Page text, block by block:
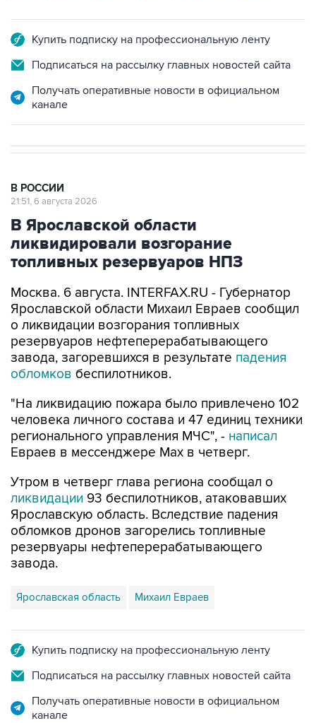
Купить подписку на профессиональную ленту
Подписаться на рассылку главных новостей сайта
Получать оперативные новости в официальном
канале
В РОССИИ
21:51, 6 августа 2026
В Ярославской области
ликвидировали возгорание
топливных резервуаров НПЗ
Москва. 6 августа. INTERFAX.RU - Губернатор
Ярославской области Михаил Евраев сообщил
о ликвидации возгорания топливных
резервуаров нефтеперерабатывающего
завода, загоревшихся в результате падения
обломков беспилотников.
"На ликвидацию пожара было привлечено 102
человека личного состава и 47 единиц техники
регионального управления МЧС", - написал
Евраев в мессенджере Мах в четверг.
Утром в четверг глава региона сообщал о
ликвидации 93 беспилотников, атаковавших
Ярославскую область. Вследствие падения
обломков дронов загорелись топливные
резервуары нефтеперерабатывающего
завода.
Ярославская область Михаил Евраев
Купить подписку на профессиональную ленту
Подписаться на рассылку главных новостей сайта
Получать оперативные новости в официальном
канале